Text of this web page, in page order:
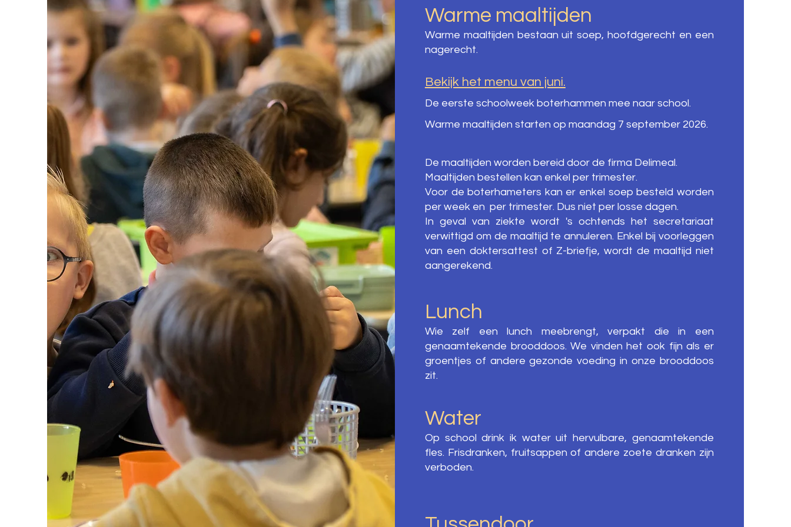
Warme maaltijden
Warme maaltijden bestaan uit soep, hoofdgerecht en een
nagerecht.
Bekijk het menu van juni.
De eerste schoolweek boterhammen mee naar school.
Warme maaltijden starten op maandag 7 september 2026.
De maaltijden worden bereid door de firma Delimeal.
Maaltijden bestellen kan enkel per trimester.
Voor de boterhameters kan er enkel soep besteld worden
per week en per trimester. Dus niet per losse dagen.
In geval van ziekte wordt 's ochtends het secretariaat
verwittigd om de maaltijd te annuleren. Enkel bij voorleggen
van een doktersattest of Z-briefje, wordt de maaltijd niet
aangerekend.
Lunch
Wie zelf een lunch meebrengt, verpakt die in een
genaamtekende brooddoos. We vinden het ook fijn als er
groentjes of andere gezonde voeding in onze brooddoos
zit.
Water
Op school drink ik water uit hervulbare, genaamtekende
fles. Frisdranken, fruitsappen of andere zoete dranken zijn
verboden.